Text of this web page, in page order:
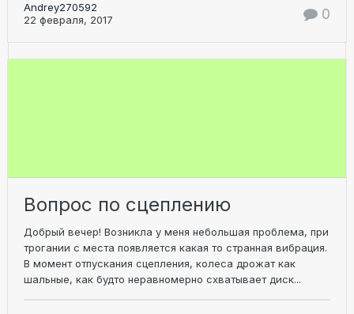
Andrey270592
22 февраля, 2017
0
Вопрос по сцеплению
Добрый вечер! Возникла у меня небольшая проблема, при
трогании с места появляется какая то странная вибрация.
В момент отпускания сцепления, колеса дрожат как
шальные, как будто неравномерно схватывает диск...